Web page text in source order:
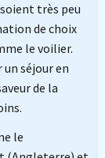
très peu
de choix
le voilier.
séjour en
de la
le